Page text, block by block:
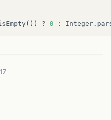
()) ? 0 : Integer .